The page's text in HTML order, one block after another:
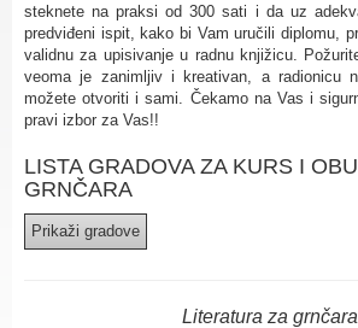
steknete na praksi od 300 sati i da uz
predviđeni ispit, kako bi Vam uručili diplomu,
validnu za upisivanje u radnu knjižicu.
veoma je zanimljiv i kreativan, a radionicu
možete otvoriti i sami. Čekamo na Vas i
pravi izbor za Vas!!
LISTA GRADOVA ZA KURS I
GRNČARA
Literatura za grnčara